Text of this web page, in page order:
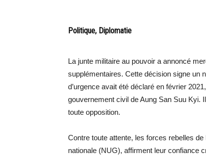
Politique, Diplomatie
La junte militaire au pouvoir a annoncé
supplémentaires. Cette décision signe un
d’urgence avait été déclaré en février
gouvernement civil de Aung San Suu Kyi.
toute opposition.
Contre toute attente, les forces rebelles
nationale (NUG), affirment leur confiance